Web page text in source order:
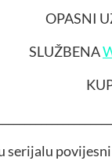
OPASNI
SLUŽBENA
serijalu